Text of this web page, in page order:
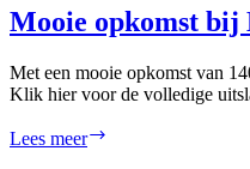
Windmolenloop
Mooie opkomst bij
Met een mooie opkomst van
Klik hier voor de volledige
Lees meer